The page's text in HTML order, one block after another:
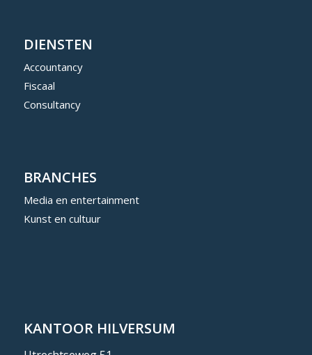
DIENSTEN
Accountancy
Fiscaal
Consultancy
BRANCHES
Media en entertainment
Kunst en cultuur
KANTOOR HILVERSUM